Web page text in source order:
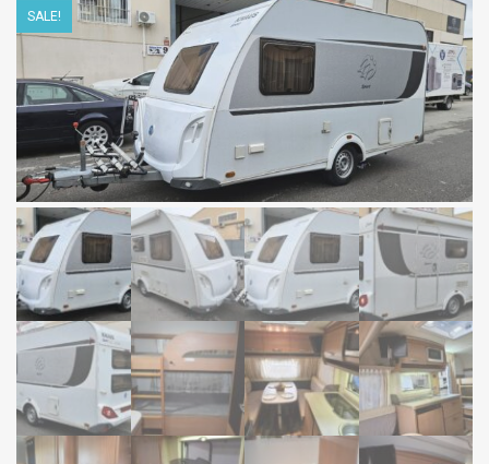
HOME
QUIENES SOMOS
USADAS
3000-6000
6000-9000
9000-12000
12000-18000
NUEVAS
FENDT
BAMBINAS NUEVAS
FINANCIACIÓN
SALE!